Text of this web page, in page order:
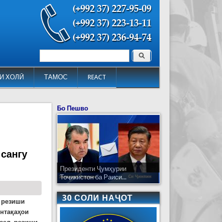
ХОЛӢ ТАМОС REACT
Форма поиска Поиск
резиши
Бо Пешво
Президенти Ҷумҳурии
Тоҷикистон ба Раиси...
30 СОЛИ НАҶОТ